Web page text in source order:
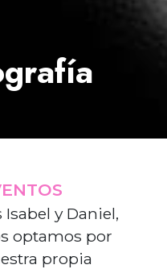
y Daniel,
optamos por
propia